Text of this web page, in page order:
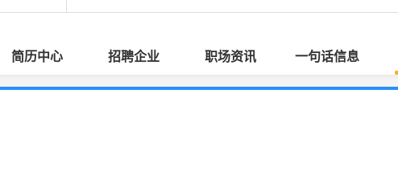
简历中心 招聘企业 职场资讯 一句话信息